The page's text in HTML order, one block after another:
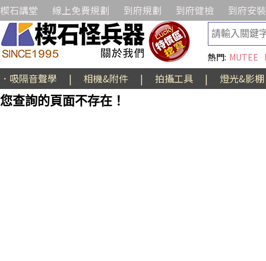
楔石講堂 線上免費規劃 到府規劃 到府健檢 到府安裝
熱門: MUTEE
．吸隔音聲學 | 相機&附件 | 拍攝工具 |
燈光&影棚
您查詢的頁面不存在！